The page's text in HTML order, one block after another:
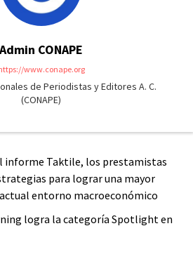
Admin CONAPE
www.conape.org
de Periodistas y Editores A. C.
(CONAPE)
informe Taktile, los prestamistas
para lograr una mayor
entorno macroeconómico
logra la categoría Spotlight en